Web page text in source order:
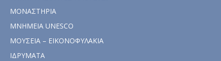
ΜΟΝΑΣΤΗΡΙΑ
ΜΝΗΜΕΙΑ UNESCO
ΜΟΥΣΕΙΑ – ΕΙΚΟΝΟΦΥΛΑΚΙΑ
ΙΔΡΥΜΑΤΑ